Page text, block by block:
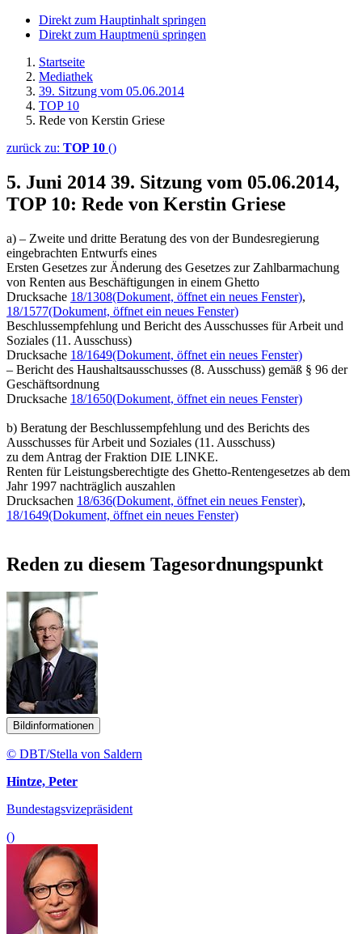
Direkt zum Hauptinhalt springen
Direkt zum Hauptmenü springen
Startseite
Mediathek
39. Sitzung vom 05.06.2014
TOP 10
Rede von Kerstin Griese
zurück zu: TOP 10 ()
5. Juni 2014 39. Sitzung vom 05.06.2014,
TOP 10: Rede von Kerstin Griese
a) – Zweite und dritte Beratung des von der Bundesregierung
eingebrachten Entwurfs eines
Ersten Gesetzes zur Änderung des Gesetzes zur Zahlbarmachung
von Renten aus Beschäftigungen in einem Ghetto
Drucksache 18/1308(Dokument, öffnet ein neues Fenster),
18/1577(Dokument, öffnet ein neues Fenster)
Beschlussempfehlung und Bericht des Ausschusses für Arbeit und
Soziales (11. Ausschuss)
Drucksache 18/1649(Dokument, öffnet ein neues Fenster)
– Bericht des Haushaltsausschusses (8. Ausschuss) gemäß § 96 der
Geschäftsordnung
Drucksache 18/1650(Dokument, öffnet ein neues Fenster)
b) Beratung der Beschlussempfehlung und des Berichts des
Ausschusses für Arbeit und Soziales (11. Ausschuss)
zu dem Antrag der Fraktion DIE LINKE.
Renten für Leistungsberechtigte des Ghetto-Rentengesetzes ab dem
Jahr 1997 nachträglich auszahlen
Drucksachen 18/636(Dokument, öffnet ein neues Fenster),
18/1649(Dokument, öffnet ein neues Fenster)
Reden zu diesem Tagesordnungspunkt
Bildinformationen
© DBT/Stella von Saldern
Hintze, Peter
Bundestagsvizepräsident
()